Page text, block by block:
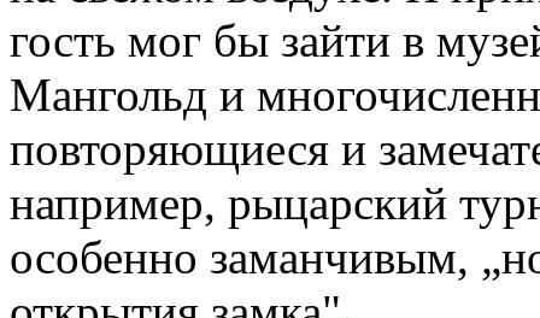
гость мог бы зайти в
Мангольд и
повторяющиеся и
например, рыцарский
особенно заманчивым,